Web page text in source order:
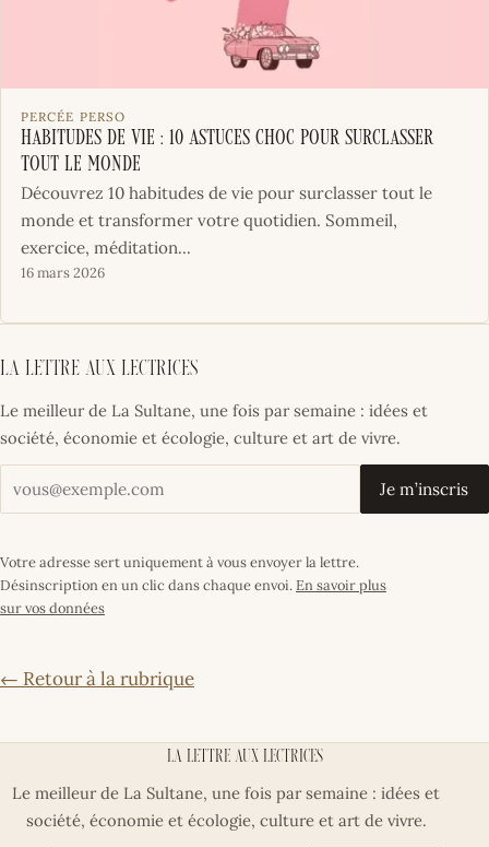
PERCÉE PERSO
Habitudes de Vie : 10 Astuces Choc Pour Surclasser
Tout le Monde
Découvrez 10 habitudes de vie pour surclasser tout le
monde et transformer votre quotidien. Sommeil,
exercice, méditation...
16 mars 2026
La lettre aux lectrices
Le meilleur de La Sultane, une fois par semaine : idées et
société, économie et écologie, culture et art de vivre.
Votre adresse email Je m’inscris
Votre adresse sert uniquement à vous envoyer la lettre.
Désinscription en un clic dans chaque envoi.En savoir plus
sur vos données
← Retour à la rubrique
La lettre aux lectrices
Le meilleur de La Sultane, une fois par semaine : idées et
société, économie et écologie, culture et art de vivre.